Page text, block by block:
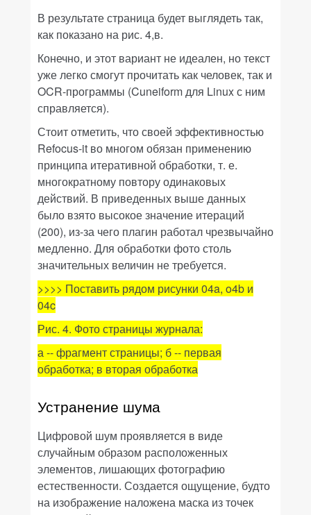
В результате страница будет выглядеть так,
как показано на рис. 4,в.
Конечно, и этот вариант не идеален, но текст
уже легко смогут прочитать как человек, так и
OCR-программы (Cuneiformдля Linux с ним
справляется).
Стоит отметить, что своей эффективностью
Refocus-it во многом обязан применению
принципа итеративной обработки, т. е.
многократному повтору одинаковых
действий. В приведенных выше данных
было взято высокое значение итераций
(200), из-за чего плагин работал чрезвычайно
медленно. Для обработки фото столь
значительных величин не требуется.
>>>> Поставить рядом рисунки 04a, o4b и
04c
Рис. 4. Фото страницы журнала:
а -- фрагмент страницы; б -- первая
обработка; в вторая обработка
Устранение шума
Цифровой шум проявляется в виде
случайным образом расположенных
элементов, лишающих фотографию
естественности. Создается ощущение, будто
на изображение наложена маска из точек